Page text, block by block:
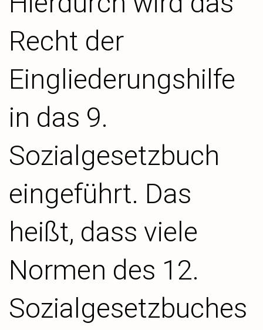
Recht der
Eingliederungshilfe
in das 9.
Sozialgesetzbuch
eingeführt. Das
heißt, dass viele
Normen des 12.
Sozialgesetzbuches